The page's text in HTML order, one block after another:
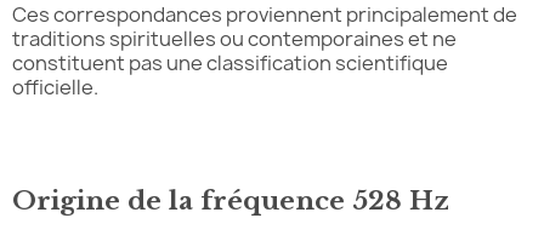
Ces correspondances proviennent principalement de
traditions spirituelles ou contemporaines et ne
constituent pas une classification scientifique
officielle.
Origine de la fréquence 528 Hz